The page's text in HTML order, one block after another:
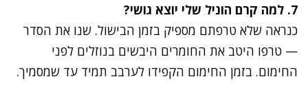
7. למה קרם הוניל שלי יוצא גושי?
כנראה שלא טרפתם מספיק בזמן הבישול. שנו את הסדר
— טרפו היטב את החומרים היבשים בנוזלים לפני
החימום. בזמן החימום הקפידו לערבב תמיד עד שמסמיך.